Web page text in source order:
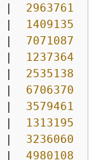
|
2963761
|
1409135
|
7071087
|
1237364
|
2535138
|
6706370
|
3579461
|
1313195
|
3236060
|
4980108